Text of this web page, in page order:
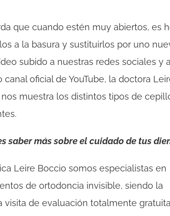
que cuando estén muy abiertos, es
a la basura y sustituirlos por uno
subido a nuestras redes sociales y a
canal oficial de YouTube, la doctora
muestra los distintos tipos de
saber más sobre el cuidado de tus
Leire Boccio somos especialistas en
de ortodoncia invisible, siendo la
visita de evaluación totalmente